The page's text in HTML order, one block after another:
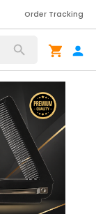
Order Tracking